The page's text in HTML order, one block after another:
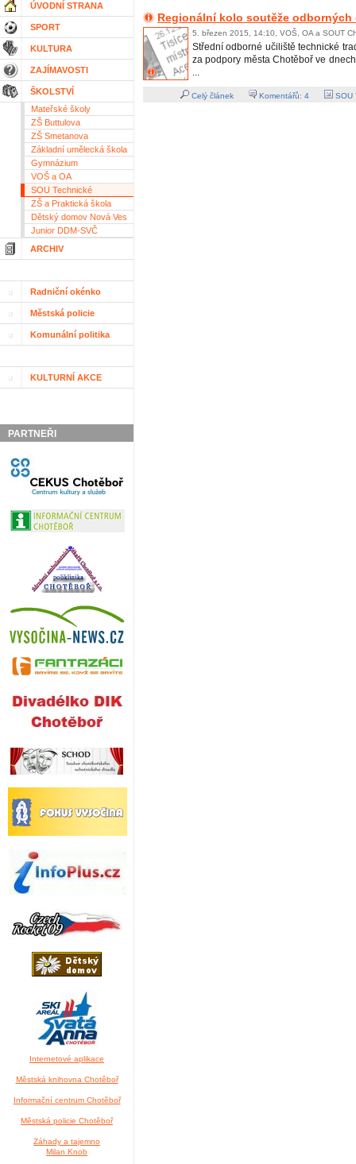
ÚVODNÍ STRANA
SPORT
KULTURA
ZAJÍMAVOSTI
ŠKOLSTVÍ
Mateřské školy
ZŠ Buttulova
ZŠ Smetanova
Základní umělecká škola
Gymnázium
VOŠ a OA
SOU Technické
ZŠ a Praktická škola
Dětský domov Nová Ves
Junior DDM-SVČ
ARCHIV
Radniční okénko
Městská policie
Komunální politika
KULTURNÍ AKCE
PARTNEŘI
Internetové aplikace
Městská knihovna Chotěboř
Informační centrum Chotěboř
Městská policie Chotěboř
Záhady a tajemno
Milan Knob
Regionální kolo soutěže
5. březen 2015, 14:10, VOŠ, OA a SOUT
Střední odborné učiliště technické
za podpory města Chotěboř ve
...
Celý článek Komentářů: 4 SOU